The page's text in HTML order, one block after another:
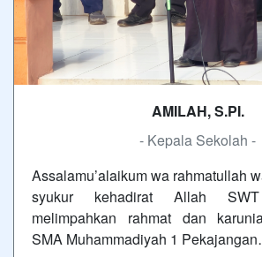
AMILAH, S.PI.
- Kepala Sekolah -
Assalamu’alaikum wa rahmatullah
syukur kehadirat Allah
melimpahkan rahmat dan
SMA Muhammadiyah 1